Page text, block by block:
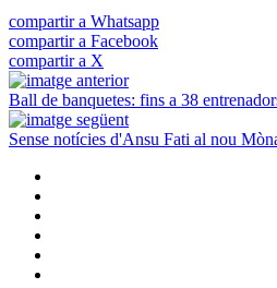
compartir a Whatsapp
compartir a Facebook
compartir a X
Ball de banquetes: fins a 38
Sense notícies d'Ansu Fati al nou